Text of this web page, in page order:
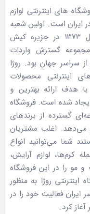
های اینترنتی لوازم
ایران است. اولین شعبه
فروشگاه های زنجیره ای روژا درسال 1373 در جزیره کیش
گسترش واردات
سراسر جهان بود. روژا
اینترنتی محصولات
هدف ارائه بهترین و
شده است. فروشگاه
گسترده از برندهای
می‌دهد. اغلب مشتریان
شما می‌توانید انواع
کرم‌ها، لوازم آرایش،
مو را در این فروشگاه
ازسال 1393 فروشگاه اینترنتی روژا به منظور
ایران فعالیت خود را در
کرد.